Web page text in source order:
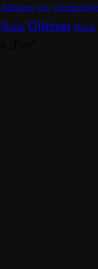
Bildhauer City Composing
Nude Ortenau People